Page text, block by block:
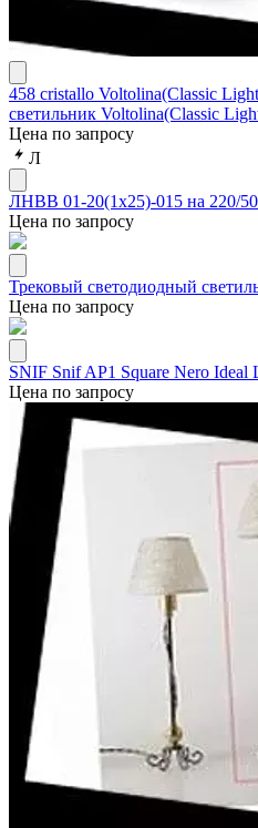
458 cristallo Voltolina(Classic
светильник Voltolina(Classic
Цена по запросу
Л
ЛНВВ 01-20(1х25)-015 на 220/
Цена по запросу
Трековый светодиодный
Цена по запросу
SNIF Snif AP1 Square Nero Ideal
Цена по запросу